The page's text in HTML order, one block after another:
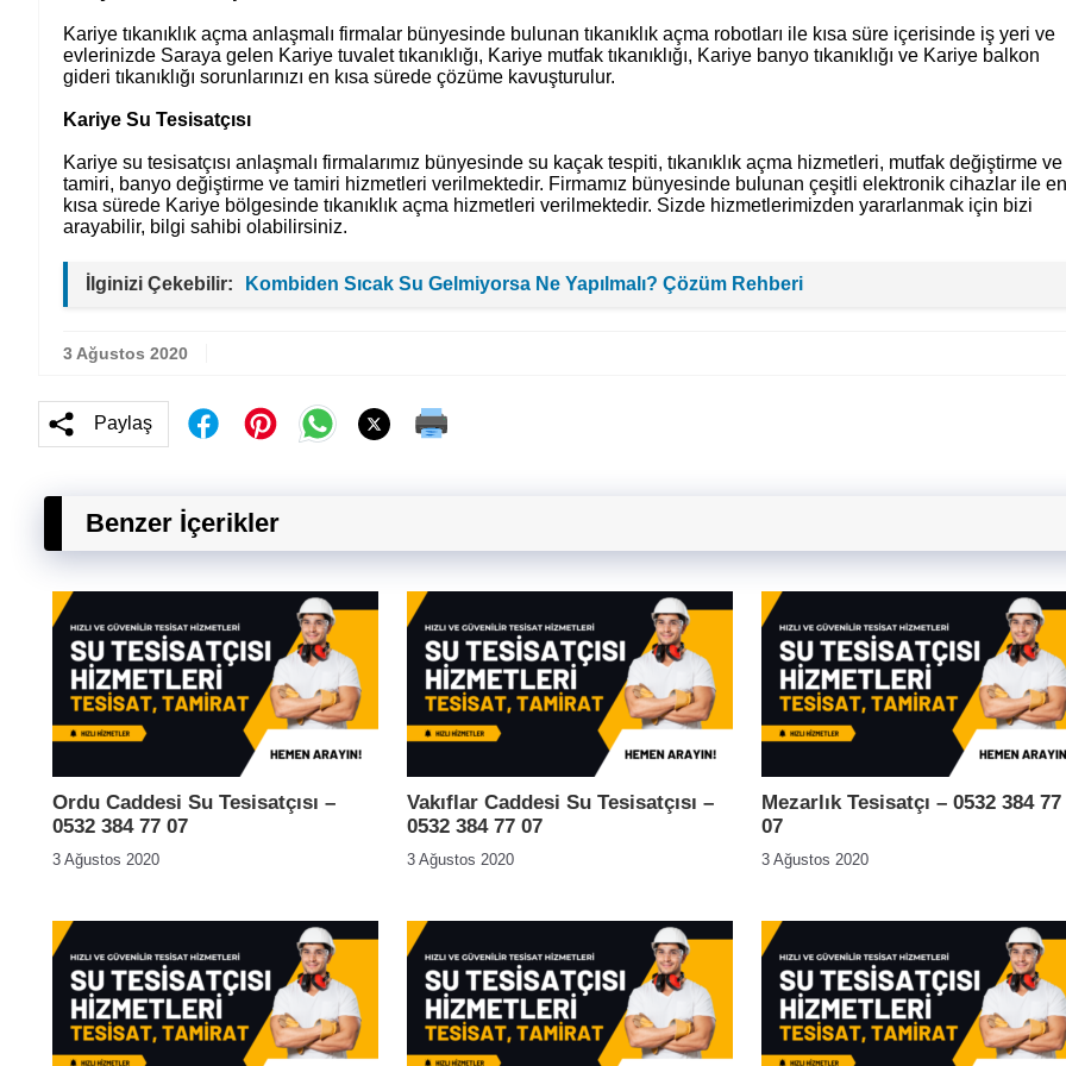
Kariye tıkanıklık açma anlaşmalı firmalar bünyesinde bulunan tıkanıklık açma robotları ile kısa süre içerisinde iş yeri ve
evlerinizde Saraya gelen Kariye tuvalet tıkanıklığı, Kariye mutfak tıkanıklığı, Kariye banyo tıkanıklığı ve Kariye balkon
gideri tıkanıklığı sorunlarınızı en kısa sürede çözüme kavuşturulur.
Kariye Su Tesisatçısı
Kariye su tesisatçısı anlaşmalı firmalarımız bünyesinde su kaçak tespiti, tıkanıklık açma hizmetleri, mutfak değiştirme ve
tamiri, banyo değiştirme ve tamiri hizmetleri verilmektedir. Firmamız bünyesinde bulunan çeşitli elektronik cihazlar ile en
kısa sürede Kariye bölgesinde tıkanıklık açma hizmetleri verilmektedir. Sizde hizmetlerimizden yararlanmak için bizi
arayabilir, bilgi sahibi olabilirsiniz.
İlginizi Çekebilir: Kombiden Sıcak Su Gelmiyorsa Ne Yapılmalı? Çözüm Rehberi
3 Ağustos 2020
Paylaş
Benzer İçerikler
Ordu Caddesi Su Tesisatçısı –
0532 384 77 07
3 Ağustos 2020
Vakıflar Caddesi Su Tesisatçısı –
0532 384 77 07
3 Ağustos 2020
Mezarlık Tesisatçı – 0532 384 77
07
3 Ağustos 2020